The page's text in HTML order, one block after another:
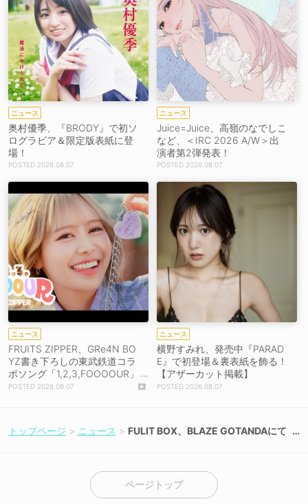
ニュース
奥村優季、『BRODY』で初ソ
ログラビア＆限定版表紙に登
場！
2026.08.07
ニュース
Juice=Juice、高嶺のなでしこ
など、＜IRC 2026 A/W＞出
演者第2弾発表！
2026.08.07
ニュース
FRUITS ZIPPER、GRe4N BO
YZ書き下ろしの東武鉄道コラ
ボソング「1,2,3,FOOOOUR」
をリリース＆MV公開！
2026.08.07
ニュース
横野すみれ、発売中『PARAD
E』で初登場＆裏表紙を飾る！
【アザーカット掲載】
2026.08.07
トップページ ニュース
FULIT BOX、BLAZE GOTANDAにて
ページトップ